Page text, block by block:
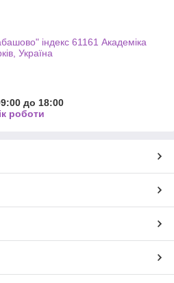
індекс 61161 Академіка
Україна
до 18:00
роботи